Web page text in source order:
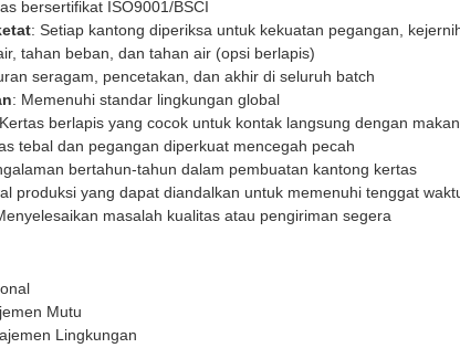
bersertifikat ISO9001/BSCI
: Setiap kantong diperiksa untuk kekuatan pegangan,
tahan beban, dan tahan air (opsi berlapis)
seragam, pencetakan, dan akhir di seluruh batch
: Memenuhi standar lingkungan global
berlapis yang cocok untuk kontak langsung dengan
tebal dan pegangan diperkuat mencegah pecah
bertahun-tahun dalam pembuatan kantong kertas
produksi yang dapat diandalkan untuk memenuhi tenggat
masalah kualitas atau pengiriman segera
Mutu
Lingkungan